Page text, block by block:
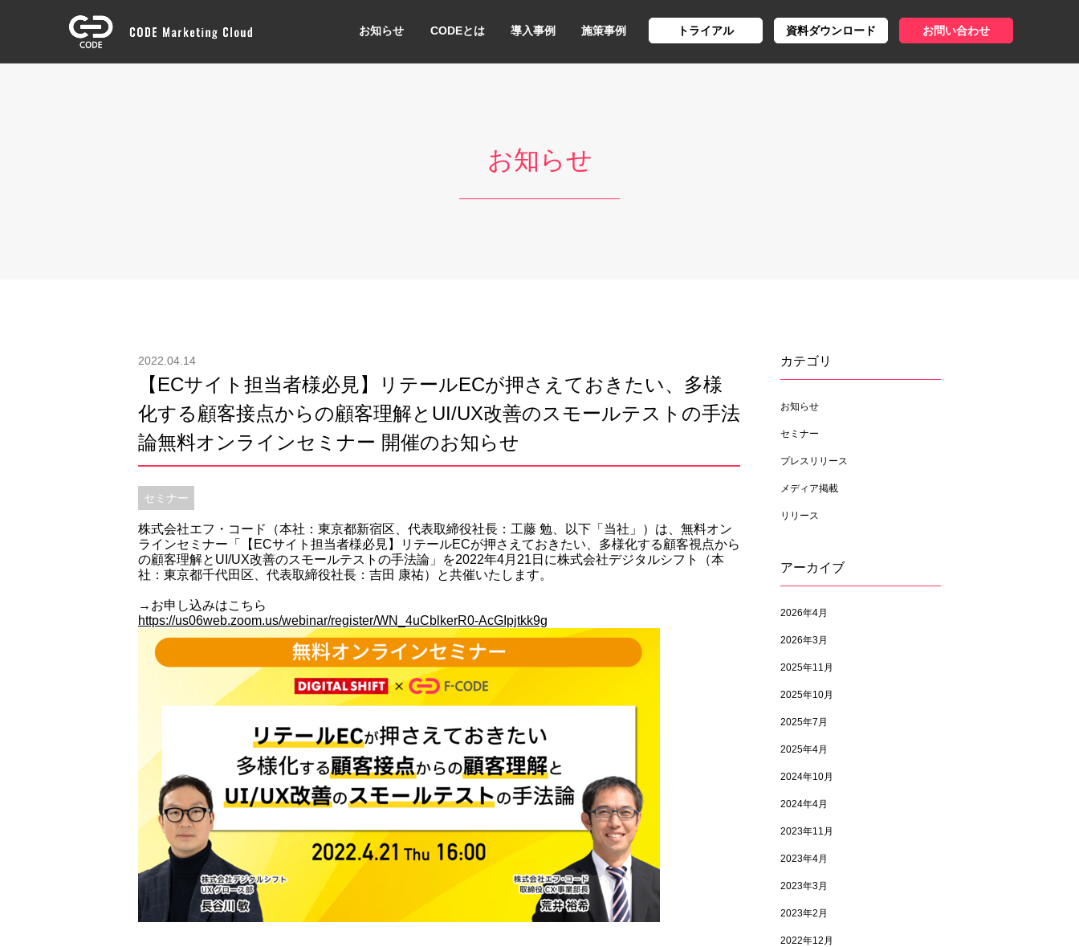
お知らせ CODEとは 導入事例 施策事例 トライアル 資料ダウンロード お問い合わせ
お知らせ
2022.04.14
【ECサイト担当者様必見】リテールECが押さえておきたい、多様
化する顧客接点からの顧客理解とUI/UX改善のスモールテストの手法
論無料オンラインセミナー 開催のお知らせ
セミナー
株式会社エフ・コード（本社：東京都新宿区、代表取締役社長：工藤 勉、以下「当社」）は、無料オン
ラインセミナー「【ECサイト担当者様必見】リテールECが押さえておきたい、多様化する顧客視点から
の顧客理解とUI/UX改善のスモールテストの手法論」を2022年4月21日に株式会社デジタルシフト（本
社：東京都千代田区、代表取締役社長：吉田 康祐）と共催いたします。
→お申し込みはこちら
https://us06web.zoom.us/webinar/register/WN_4uCblkerR0-AcGIpjtkk9g
カテゴリ
お知らせ
セミナー
プレスリリース
メディア掲載
リリース
アーカイブ
2026年4月
2026年3月
2025年11月
2025年10月
2025年7月
2025年4月
2024年10月
2024年4月
2023年11月
2023年4月
2023年3月
2023年2月
2022年12月